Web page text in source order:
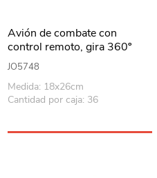
Avión de combate con
control remoto, gira 360º
con luz, 3AAA, en caja
JO5748
Medida: 18x26cm
Cantidad por caja: 36